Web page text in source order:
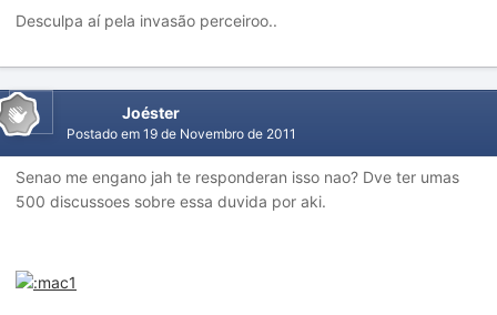
Desculpa aí pela invasão perceiroo..
Joéster
Postado em 19 de Novembro de 2011
Senao me engano jah te responderan isso nao? Dve ter umas
500 discussoes sobre essa duvida por aki.